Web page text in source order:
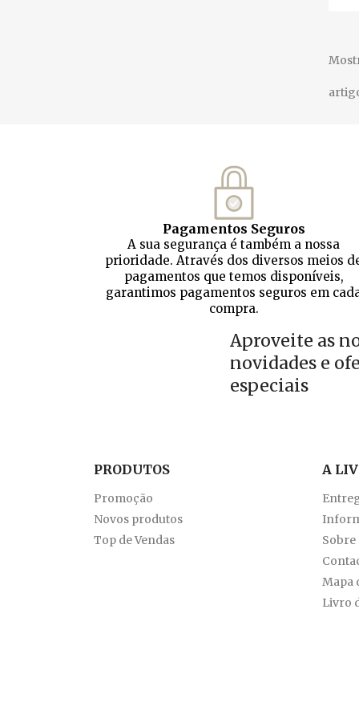
Pagamentos Seguros
A sua segurança é também a nossa
prioridade. Através dos diversos meios
pagamentos que temos disponíveis,
garantimos pagamentos seguros em
compra.
Aproveite as
novidades e
especiais
PRODUTOS
Promoção
Novos produtos
Top de Vendas
A
Sobre
Mapa
Livro